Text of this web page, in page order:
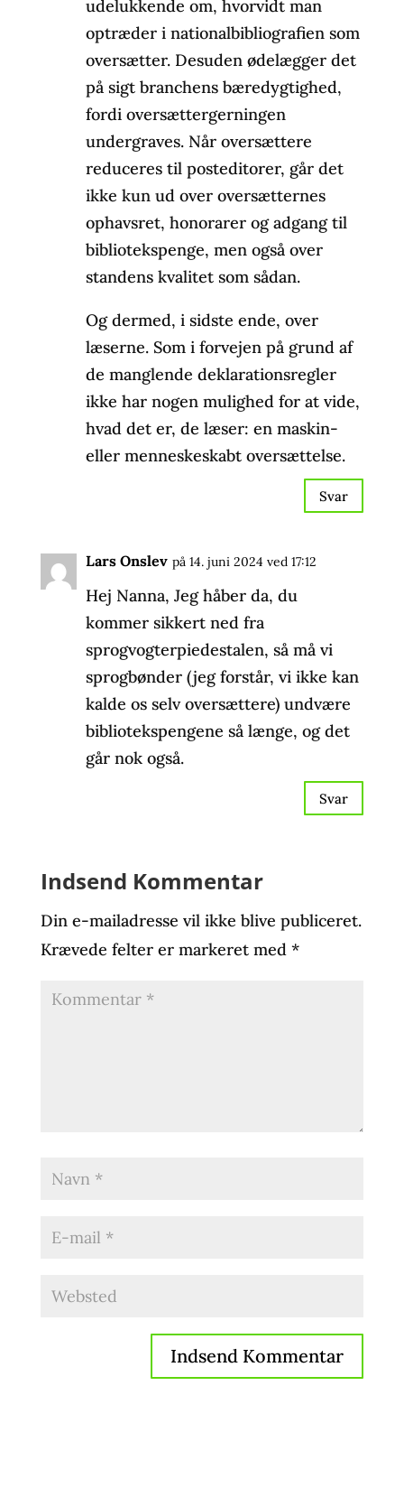
udelukkende om, hvorvidt man
optræder i nationalbibliografien som
oversætter. Desuden ødelægger det
på sigt branchens bæredygtighed,
fordi oversættergerningen
undergraves. Når oversættere
reduceres til posteditorer, går det
ikke kun ud over oversætternes
ophavsret, honorarer og adgang til
bibliotekspenge, men også over
standens kvalitet som sådan.
Og dermed, i sidste ende, over
læserne. Som i forvejen på grund af
de manglende deklarationsregler
ikke har nogen mulighed for at vide,
hvad det er, de læser: en maskin-
eller menneskeskabt oversættelse.
Svar
Lars Onslev på 14. juni 2024 ved 17:12
Hej Nanna, Jeg håber da, du
kommer sikkert ned fra
sprogvogterpiedestalen, så må vi
sprogbønder (jeg forstår, vi ikke kan
kalde os selv oversættere) undvære
bibliotekspengene så længe, og det
går nok også.
Svar
Indsend Kommentar
Din e-mailadresse vil ikke blive publiceret.
Krævede felter er markeret med *